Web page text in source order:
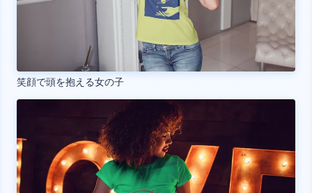
笑顔で頭を抱える女の子